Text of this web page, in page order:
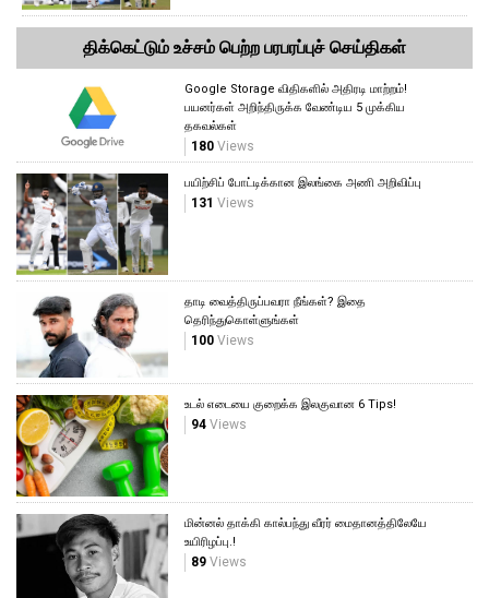
திக்கெட்டும் உச்சம் பெற்ற பரபரப்புச் செய்திகள்
Google Storage விதிகளில் அதிரடி மாற்றம்!
பயனர்கள் அறிந்திருக்க வேண்டிய 5 முக்கிய
தகவல்கள்
180 Views
பயிற்சிப் போட்டிக்கான இலங்கை அணி அறிவிப்பு
131 Views
தாடி வைத்திருப்பவரா நீங்கள்? இதை
தெரிந்துகொள்ளுங்கள்
100 Views
உடல் எடையை குறைக்க இலகுவான 6 Tips!
94 Views
மின்னல் தாக்கி கால்பந்து வீரர் மைதானத்திலேயே
உயிரிழப்பு.!
89 Views